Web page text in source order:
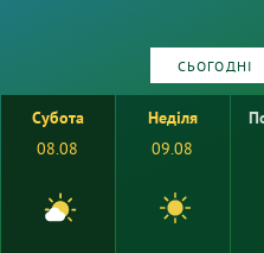
СЬОГОДНІ
Субота
08.08
Неділя
09.08